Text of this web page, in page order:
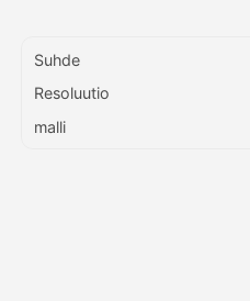
Blogi
Hinnasto
Suhde
Resoluutio
malli